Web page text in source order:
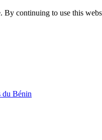
By continuing to use this